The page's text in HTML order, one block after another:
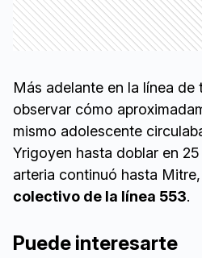
Más adelante en la línea de
observar cómo
mismo adolescente
Yrigoyen hasta doblar en
arteria continuó hasta Mitre,
colectivo de la línea 553.
Puede interesarte